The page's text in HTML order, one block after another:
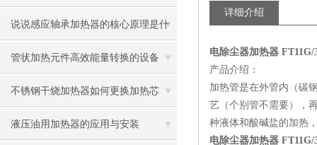
用寿命
说说感应轴承加热器的核心原理是什
么呢
管状加热元件高效能量转换的设备
不锈钢干烧加热器如何更换加热芯
液压油用加热器的应用与安装
详细介绍
电除尘器加热器 FT11G/
产品介绍：
加热管是在外管内（碳
艺（个别管不需要），
种液体和酸碱盐的加热
电除尘器加热器 FT11G/